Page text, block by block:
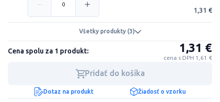
1,31 €
Všetky produkty (3)
Cena spolu za 1 produkt: 1,31 €
cena s DPH 1,61 €
Pridať do košíka
Dotaz na produkt Žiadosť o vzorku